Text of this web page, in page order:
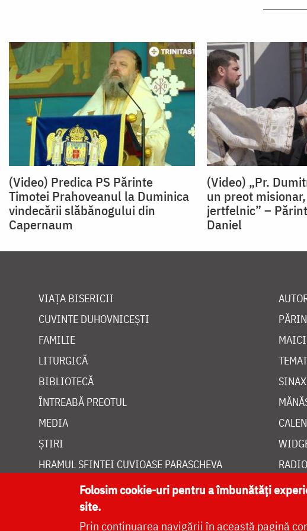
(Video) Predica PS Părinte
Timotei Prahoveanul la Duminica
vindecării slăbănogului din
Capernaum
(Video) „Pr.
un preot
jertfelnic” –
Daniel
VIAȚA BISERICII
CUVINTE DUHOVNICEȘTI
FAMILIE
LITURGICĂ
BIBLIOTECĂ
ÎNTREABĂ PREOTUL
MEDIA
ȘTIRI
HRAMUL SFINTEI CUVIOASE PARASCHEVA
MAICI
Folosim cookie-uri pentru a îmbunătăți
site.
Prin continuarea navigării în această pagină